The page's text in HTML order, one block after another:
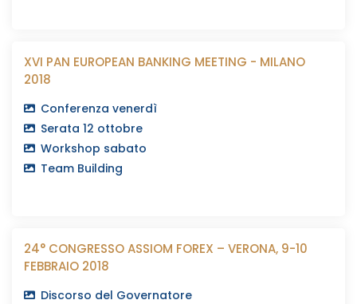
XVI PAN EUROPEAN BANKING MEETING - MILANO
2018
Conferenza venerdì
Serata 12 ottobre
Workshop sabato
Team Building
24° CONGRESSO ASSIOM FOREX – VERONA, 9-10
FEBBRAIO 2018
Discorso del Governatore